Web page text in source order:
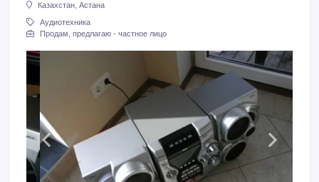
Казахстан, Астана
Аудиотехника
Продам, предлагаю - частное лицо